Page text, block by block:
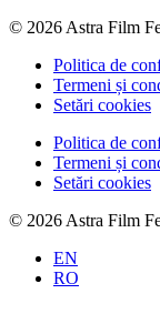
© 2026 Astra Film
Politica de
Termeni și
Setări cookies
Politica de
Termeni și
Setări cookies
© 2026 Astra Film
EN
RO